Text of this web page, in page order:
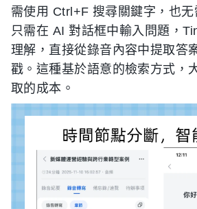
需使用 Ctrl+F 搜尋關鍵字，也无
只需在 AI 對話框中輸入問題，
理解，直接從錄音內容中提取答
戳。這種基於語意的檢索方式，
取的成本。